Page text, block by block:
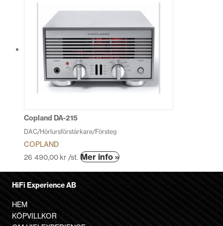
har
De
olika
alternativen
kan
väljas
Copland DA-215
DAC/Hörlursförstärkare/Försteg
COPLAND
26 490,00 kr /st. Mer info »Den
varianter.
De
HiFi Experience AB
HEM
KÖPVILLKOR